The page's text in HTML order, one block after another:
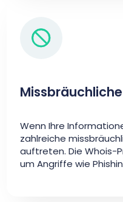
Wenn Ihre
zahlreiche
auftreten. Die Whois-
um Angriffe wie